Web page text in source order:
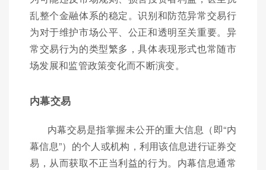
乱整个金融体系的稳定。识别和防范异常交易行
为对于维护市场公平、公正和透明至关重要。异
常交易行为的类型繁多，具体表现形式也常随市
场发展和监管政策变化而不断演变。
内幕交易
内幕交易是指掌握未公开的重大信息（即“内
幕信息”）的个人或机构，利用该信息进行证券交
易，从而获取不正当利益的行为。内幕信息通常